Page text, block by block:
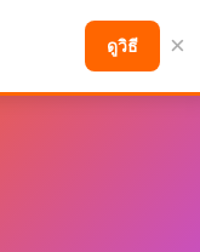
ดูวิธี ×